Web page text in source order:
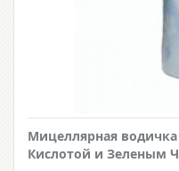
Мицеллярная водичка
Кислотой и Зеленым